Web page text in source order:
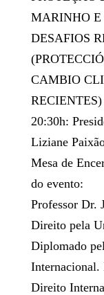
MARINHO
DESAFIOS
CAMBIO
RECIENTES)
20:30h:
Liziane
Mesa de
do evento:
Professor Dr.
Direito pela
Diplomado
Internacional.
Direito